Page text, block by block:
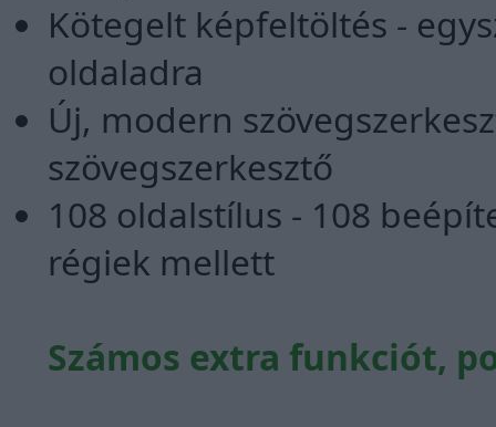
Kötegelt képfeltöltés -
oldaladra
Új, modern
szövegszerkesztő
108 oldalstílus - 108
régiek mellett
Számos extra funkciót,